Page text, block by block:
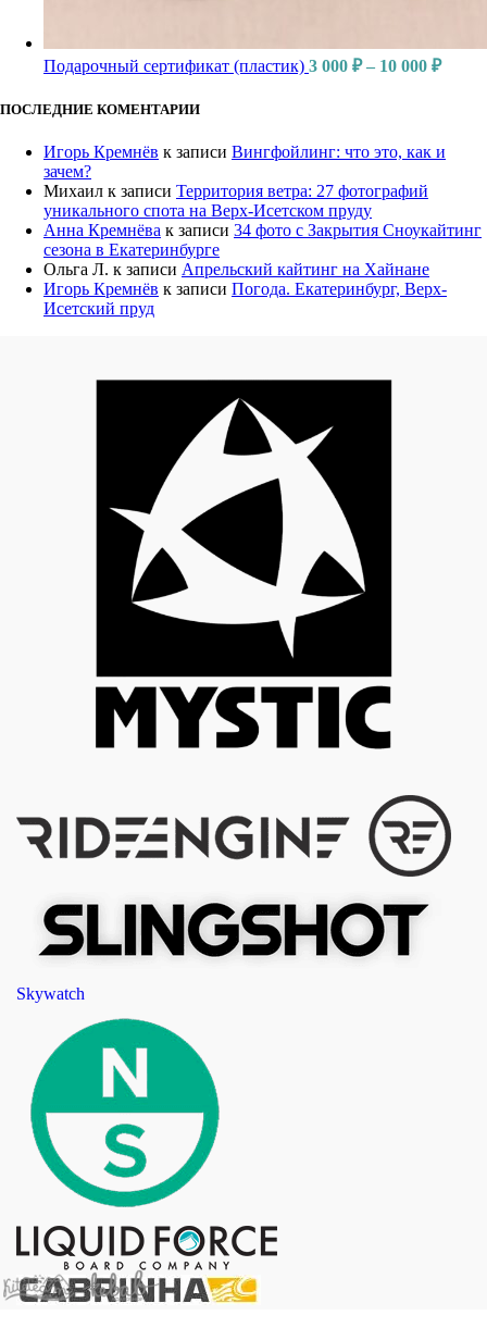
Подарочный сертификат (пластик) 3 000 ₽ – 10 000 ₽
ПОСЛЕДНИЕ КОМЕНТАРИИ
Игорь Кремнёв к записи Вингфойлинг: что это, как и
зачем?
Михаил к записи Территория ветра: 27 фотографий
уникального спота на Верх-Исетском пруду
Анна Кремнёва к записи 34 фото с Закрытия Сноукайтинг
сезона в Екатеринбурге
Ольга Л. к записи Апрельский кайтинг на Хайнане
Игорь Кремнёв к записи Погода. Екатеринбург, Верх-
Исетский пруд
Skywatch